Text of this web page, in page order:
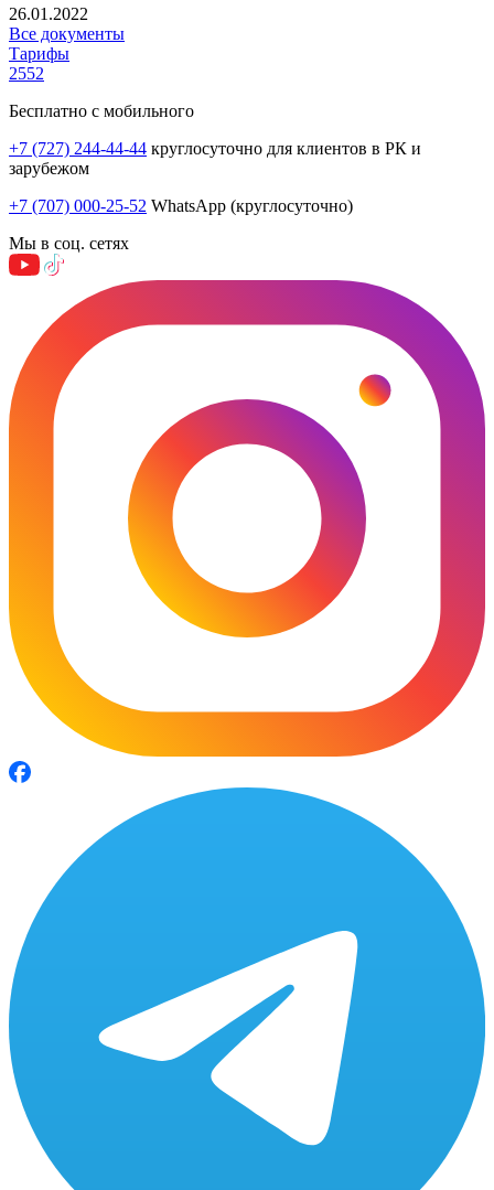
26.01.2022
Все документы
Тарифы
2552
Бесплатно с мобильного
+7 (727) 244-44-44 круглосуточно для клиентов в РК и
зарубежом
+7 (707) 000-25-52 WhatsApp (круглосуточно)
Мы в соц. сетях